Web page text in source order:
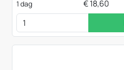
1 dag €18,60